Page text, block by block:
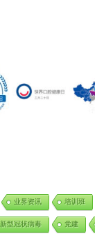
业界资讯 培训班
新型冠状病毒 党建